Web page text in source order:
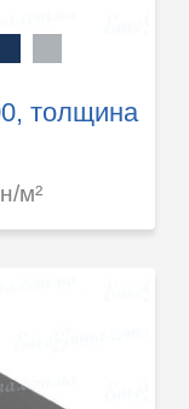
толщина
м²